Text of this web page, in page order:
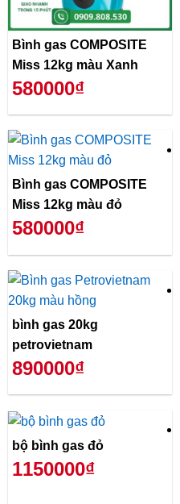
Bình gas COMPOSITE
Miss 12kg màu Xanh
580000₫
Bình gas COMPOSITE
Miss 12kg màu đỏ
580000₫
bình gas 20kg
petrovietnam
890000₫
bộ bình gas đỏ
1150000₫